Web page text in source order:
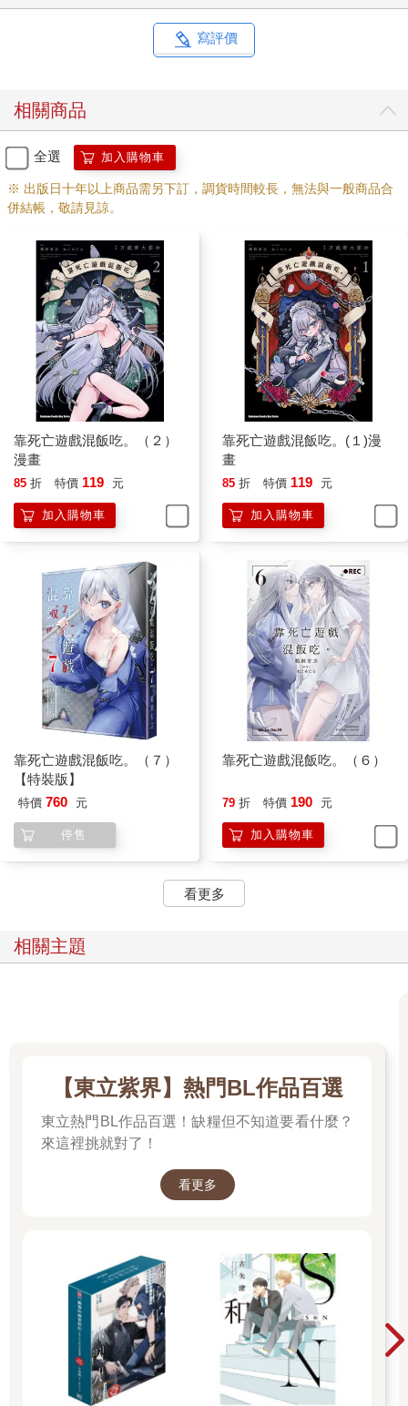
寫評價
相關商品
全選 加入購物車
※ 出版日十年以上商品需另下訂，調貨時間較長，無法與一般商品合
併結帳，敬請見諒。
靠死亡遊戲混飯吃。（２）
漫畫
85 折 特價 119 元
加入購物車
靠死亡遊戲混飯吃。(１)漫
畫
85 折 特價 119 元
加入購物車
靠死亡遊戲混飯吃。（７）
【特裝版】
特價 760 元
停售
靠死亡遊戲混飯吃。（６）
79 折 特價 190 元
加入購物車
看更多
相關主題
【東立紫界】熱門BL作品百選
東立熱門BL作品百選！缺糧但不知道要看什麼？
來這裡挑就對了！
看更多